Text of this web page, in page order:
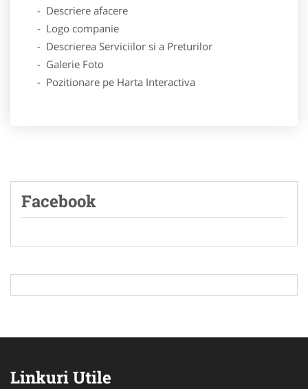
- Descriere afacere
- Logo companie
- Descrierea Serviciilor si a Preturilor
- Galerie Foto
- Pozitionare pe Harta Interactiva
Facebook
Linkuri Utile